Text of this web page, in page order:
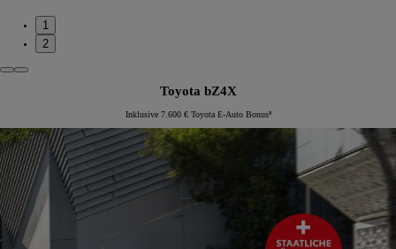
1
2
Toyota bZ4X
Inklusive 7.600 € Toyota E-Auto Bonus⁸